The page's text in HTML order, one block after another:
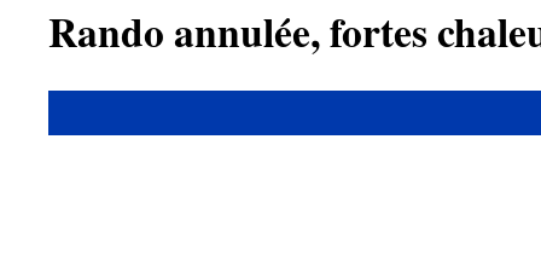
Rando annulée, fortes